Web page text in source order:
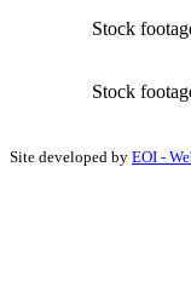
Stock
Stock
Site developed by EOI -